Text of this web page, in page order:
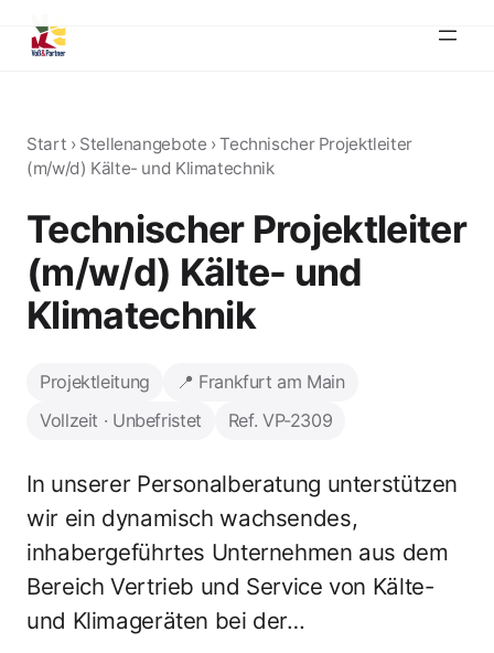
Start › Stellenangebote ›Technischer Projektleiter
(m/w/d) Kälte- und Klimatechnik
Technischer Projektleiter
(m/w/d) Kälte- und
Klimatechnik
Projektleitung
📍 Frankfurt am Main
Vollzeit · Unbefristet
Ref. VP-2309
In unserer Personalberatung unterstützen
wir ein dynamisch wachsendes,
inhabergeführtes Unternehmen aus dem
Bereich Vertrieb und Service von Kälte-
und Klimageräten bei der…